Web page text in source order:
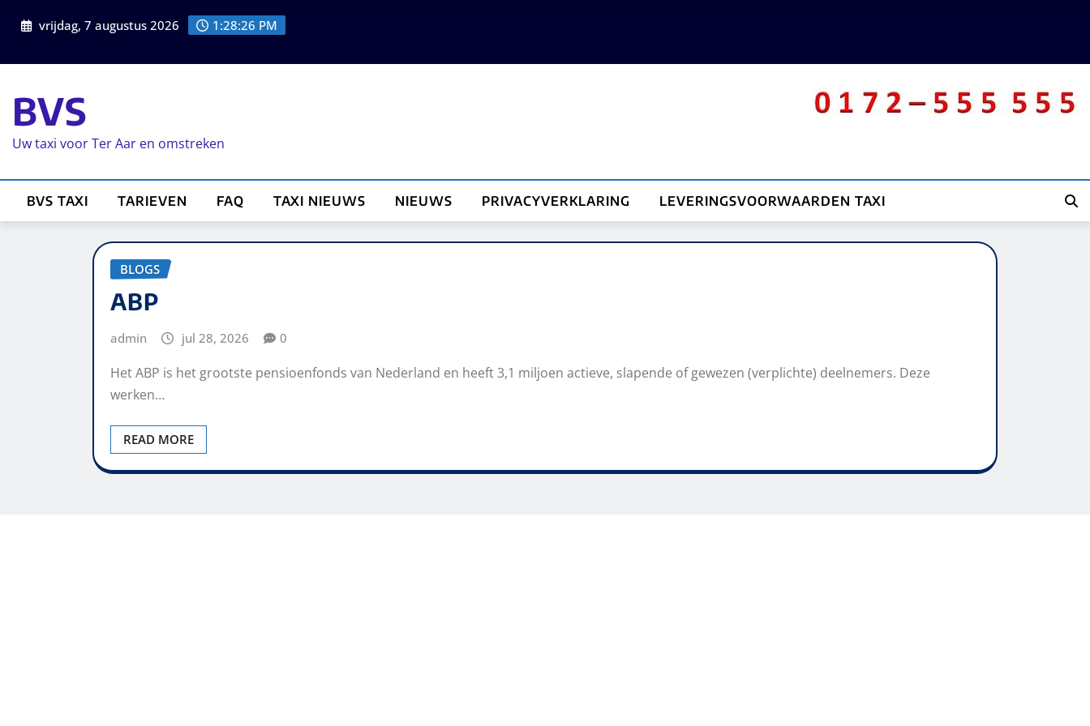
vrijdag, 7 augustus 2026 1:28:27 PM
BVS
Uw taxi voor Ter Aar en omstreken
BVS TAXI TARIEVEN FAQ TAXI NIEUWS NIEUWS PRIVACYVERKLARING LEVERINGSVOORWAARDEN TAXI
BLOGS
ABP
admin jul 28, 2026 0
Het ABP is het grootste pensioenfonds van Nederland en heeft 3,1 miljoen actieve, slapende of gewezen (verplichte) deelnemers. Deze
werken…
READ MORE